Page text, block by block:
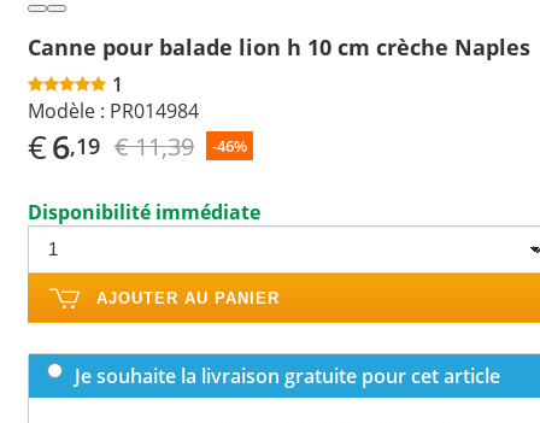
Canne pour balade lion h 10 cm crèche Naples
1
Modèle : PR014984
€6,19 € 11,39 -46%
Disponibilité immédiate
AJOUTER AU PANIER
Je souhaite la livraison gratuite pour cet article